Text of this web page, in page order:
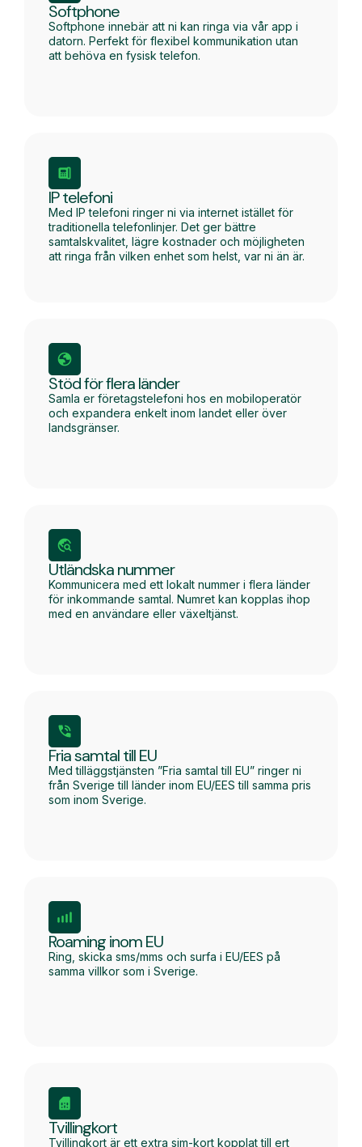
Softphone
Softphone innebär att ni kan ringa via vår app i
datorn. Perfekt för flexibel kommunikation utan
att behöva en fysisk telefon.
IP telefoni
Med IP telefoni ringer ni via internet istället för
traditionella telefonlinjer. Det ger bättre
samtalskvalitet, lägre kostnader och möjligheten
att ringa från vilken enhet som helst, var ni än är.
Stöd för flera länder
Samla er företagstelefoni hos en mobiloperatör
och expandera enkelt inom landet eller över
landsgränser.
Utländska nummer
Kommunicera med ett lokalt nummer i flera länder
för inkommande samtal. Numret kan kopplas ihop
med en användare eller växeltjänst.
Fria samtal till EU
Med tilläggstjänsten ”Fria samtal till EU” ringer ni
från Sverige till länder inom EU/EES till samma pris
som inom Sverige.
Roaming inom EU
Ring, skicka sms/mms och surfa i EU/EES på
samma villkor som i Sverige.
Tvillingkort
Tvillingkort är ett extra sim-kort kopplat till ert